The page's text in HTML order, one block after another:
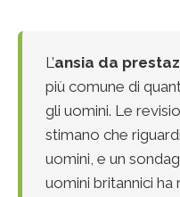
L’ansia da
più comune di
gli uomini. Le
stimano che
uomini, e un
uomini britannici ha